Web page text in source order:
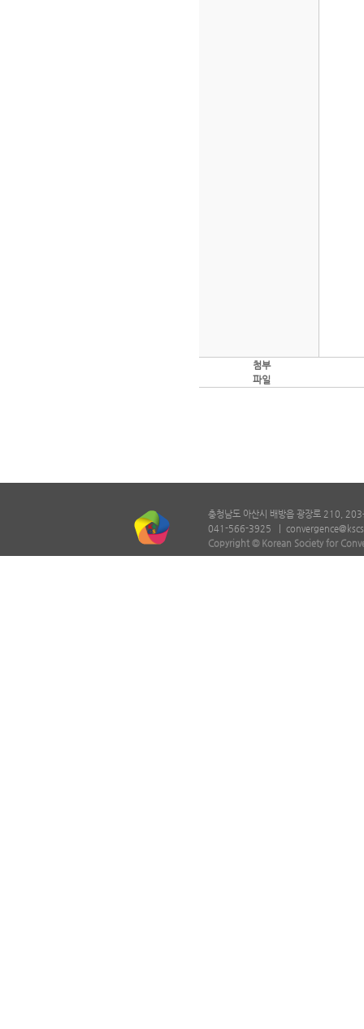
첨부
파일
충청남도 아산시 배방읍 광장로 210,
041-566-3925 |
Copyright © Korean Society for